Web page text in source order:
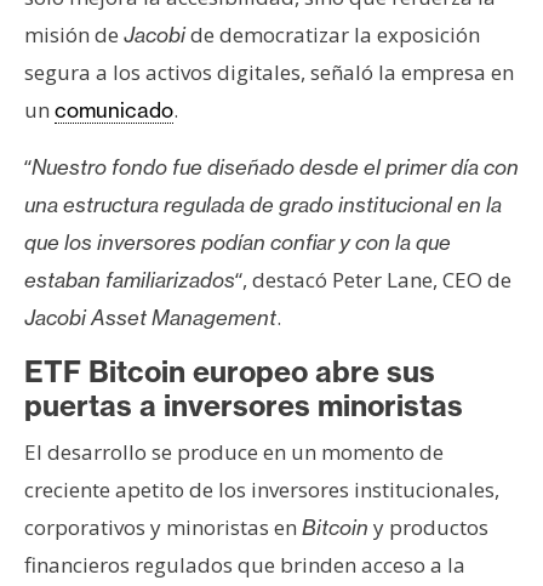
t
a
c
o
y
P
b
l
i
c
i
d
d
misión de Jacobide democratizar la exposición
segura a los activos digitales, señaló la empresa en
un comunicado.
“Nuestro fondo fue diseñado desde el primer día con
una estructura regulada de grado institucional en la
que los inversores podían confiar y con la que
estaban familiarizados“, destacó Peter Lane, CEO de
Jacobi Asset Management.
ETF Bitcoin europeo abre sus
puertas a inversores minoristas
El desarrollo se produce en un momento de
creciente apetito de los inversores institucionales,
corporativos y minoristas en Bitcoin y productos
financieros regulados que brinden acceso a la